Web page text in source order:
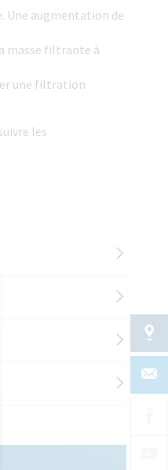
Une augmentation de
masse filtrante à
une filtration
les